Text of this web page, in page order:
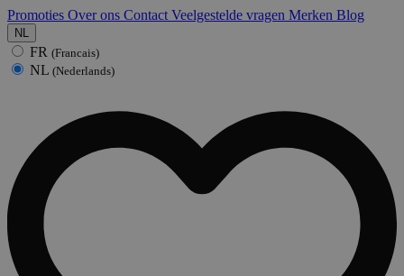
Promoties Over ons Contact Veelgestelde vragen Merken Blog
NL
FR (Francais)
NL (Nederlands)